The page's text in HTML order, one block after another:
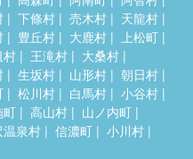
下條村 売木村
天龍村
豊丘村 大鹿村
上松町
村 王滝村
大桑村
生坂村 山形村
朝日村
松川村 白馬村
小谷村
町 高山村
山ノ内町
温泉村 信濃町
小川村